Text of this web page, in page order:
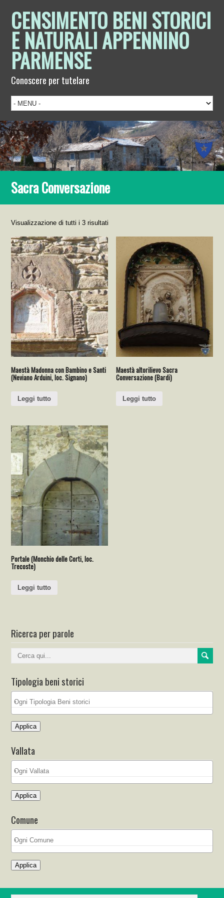
CENSIMENTO BENI STORICI
E NATURALI APPENNINO
PARMENSE
Conoscere per tutelare
Sacra Conversazione
Visualizzazione di tutti i 3 risultati
Maestà Madonna con Bambino e Santi
(Neviano Arduini, loc. Signano)
Leggi tutto
Maestà altorilievo Sacra
Conversazione (Bardi)
Leggi tutto
Portale (Monchio delle Corti, loc.
Trecoste)
Leggi tutto
Ricerca per parole
Tipologia beni storici
Applica
Vallata
Applica
Comune
Applica